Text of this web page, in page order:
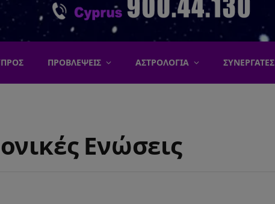
ΠΡΟΒΛΕΨΕΙΣ ΑΣΤΡΟΛΟΓΙΑ ΣΥΝΕΡΓΑΤΕΣ
Ενώσεις